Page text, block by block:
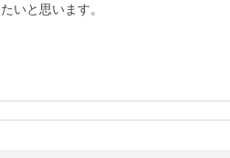
いと思います。